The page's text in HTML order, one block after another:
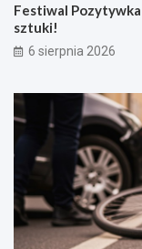
Festiwal
sztuki!
6 sierpnia 2026